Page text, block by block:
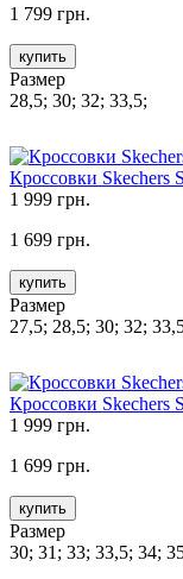
1 799 грн.
купить
Размер
28,5; 30; 32; 33,5;
Кроссовки Skechers
1 999 грн.
1 699 грн.
купить
Размер
27,5; 28,5; 30; 32;
Кроссовки
1 999 грн.
1 699 грн.
купить
Размер
30; 31; 33; 33,5; 34;